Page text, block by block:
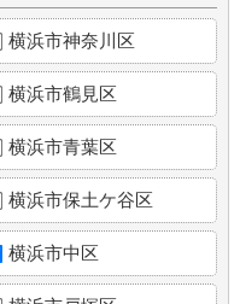
横浜市神奈川区
横浜市鶴見区
横浜市青葉区
横浜市保土ケ谷区
横浜市中区